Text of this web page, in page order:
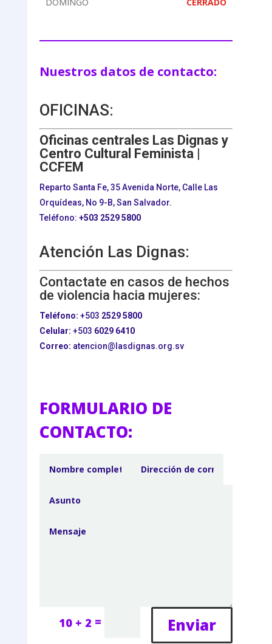
Nuestros datos de contacto:
OFICINAS:
Oficinas centrales Las Dignas y
Centro Cultural Feminista |
CCFEM
Reparto Santa Fe, 35 Avenida Norte, Calle Las
Orquídeas, No 9-B, San Salvador.
Teléfono: +503 2529 5800
Atención Las Dignas:
Contactate en casos de hechos
de violencia hacia mujeres:
Teléfono: +503 2529 5800
Celular: +503 6029 6410
Correo: atencion@lasdignas.org.sv
FORMULARIO DE
CONTACTO:
10 + 2 = Enviar